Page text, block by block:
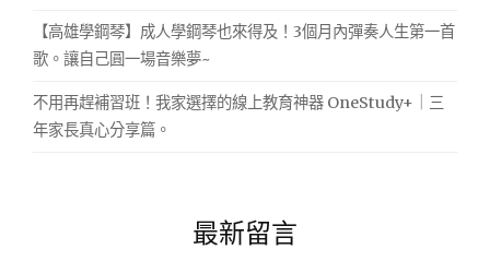
【高雄學鋼琴】成人學鋼琴也來得及！3個月內彈奏人生第一首
歌。讓自己圓一場音樂夢~
不用再趕補習班！我家選擇的線上教育神器 OneStudy+｜三
年家長真心分享篇。
最新留言